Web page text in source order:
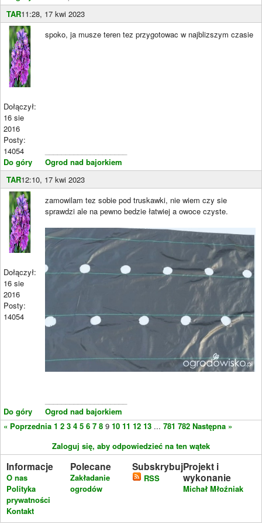
TAR11:28, 17 kwi 2023
Dołączył:
16 sie
2016
Posty:
14054
Do góry
spoko, ja musze teren tez przygotowac w najblizszym czasie
Ogrod nad bajorkiem
TAR12:10, 17 kwi 2023
Dołączył:
16 sie
2016
Posty:
14054
Do góry
zamowilam tez sobie pod truskawki, nie wiem czy sie
sprawdzi ale na pewno bedzie łatwiej a owoce czyste.
Ogrod nad bajorkiem
« Poprzednia 1 2 3 4 5 6 7 8 9 10 11 12 13 ... 781 782 Następna »
Zaloguj się, aby odpowiedzieć na ten wątek
Informacje
O nas
Polityka
prywatności
Kontakt
Polecane
Zakładanie
ogrodów
Subskrybuj
RSS
Projekt i
wykonanie
Michał Młoźniak